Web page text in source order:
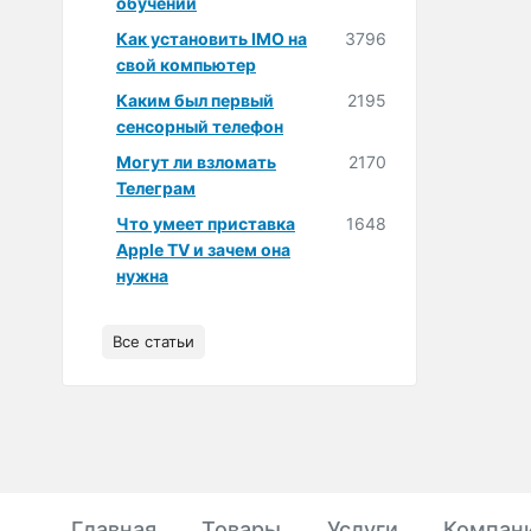
Как установить IMO на
свой компьютер
3796
Каким был первый
сенсорный телефон
2195
Могут ли взломать
Телеграм
2170
Что умеет приставка
Apple TV и зачем она
нужна
1648
Все статьи